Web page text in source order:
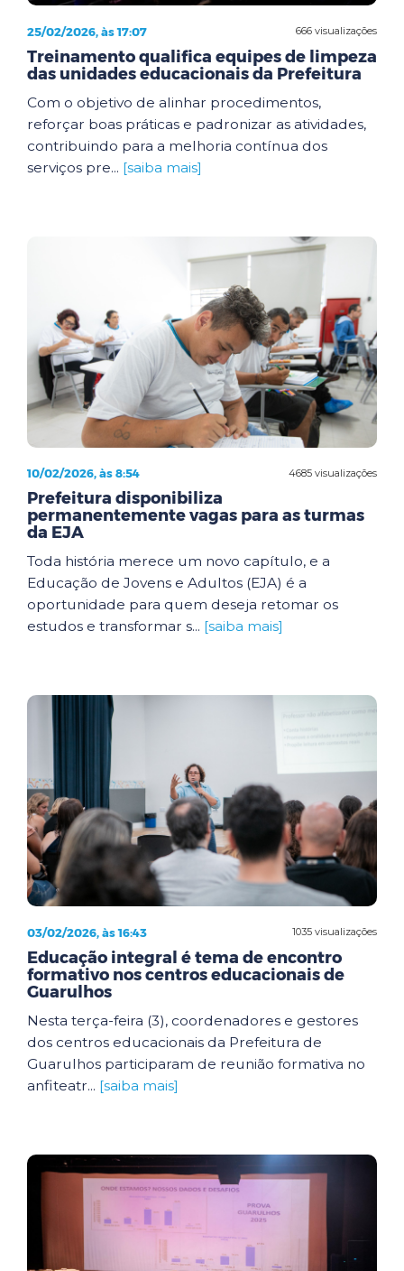
666 visualizações
25/02/2026, às 17:07
Treinamento qualifica equipes de limpeza
das unidades educacionais da Prefeitura
Com o objetivo de alinhar procedimentos,
reforçar boas práticas e padronizar as atividades,
contribuindo para a melhoria contínua dos
serviços pre... [saiba mais]
4685 visualizações
10/02/2026, às 8:54
Prefeitura disponibiliza
permanentemente vagas para as turmas
da EJA
Toda história merece um novo capítulo, e a
Educação de Jovens e Adultos (EJA) é a
oportunidade para quem deseja retomar os
estudos e transformar s... [saiba mais]
1035 visualizações
03/02/2026, às 16:43
Educação integral é tema de encontro
formativo nos centros educacionais de
Guarulhos
Nesta terça-feira (3), coordenadores e gestores
dos centros educacionais da Prefeitura de
Guarulhos participaram de reunião formativa no
anfiteatr... [saiba mais]